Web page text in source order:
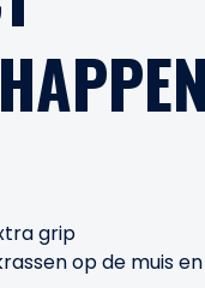
grip
op de muis